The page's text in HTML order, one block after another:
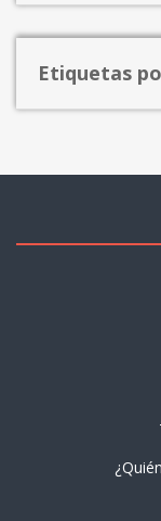
Etiquetas